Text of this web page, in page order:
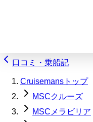
口コミ・乗船記
Cruisemansトップ
MSCクルーズ
MSCメラビリア